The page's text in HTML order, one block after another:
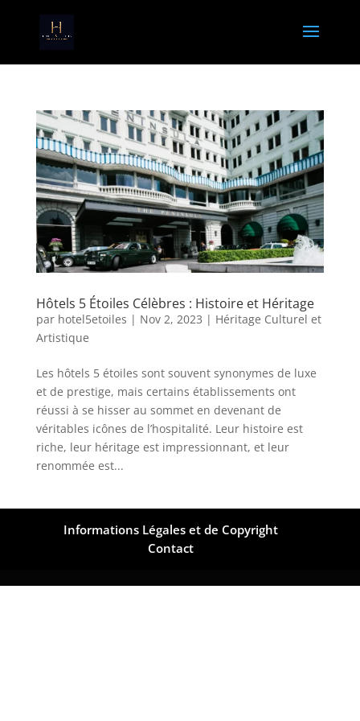
Hôtels 5 Étoiles Célèbres : Histoire et Héritage
par hotel5etoiles | Nov 2, 2023 | Héritage Culturel et
Artistique
Les hôtels 5 étoiles sont souvent synonymes de luxe
et de prestige, mais certains établissements ont
réussi à se hisser au sommet en devenant de
véritables icônes de l’hospitalité. Leur histoire est
riche, leur héritage est impressionnant, et leur
renommée est...
Informations Légales et de Copyright
Contact